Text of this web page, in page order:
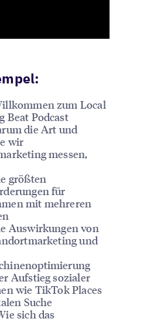
zum Local
Beat Podcast
die Art und
wir
messen,
größten
für
mit mehreren
Auswirkungen von
und
Aufstieg sozialer
wie TikTok Places
Suche
sich das